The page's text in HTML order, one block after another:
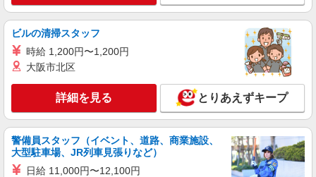
キープ 詳細を見る
すき家 ニッケコルトンプラザ店
すき家の店舗スタッフ（接客・調理・清掃な
ど）
時給1,200円 ※高校生時給1,150円 ※土日祝手
当 時給＋50円
千葉県市川市鬼高1-1-1
キープ 詳細を見る
ビルの清掃スタッフ
時給 1,200円〜1,200円
大阪市北区
詳細を見る とりあえずキープ
警備員スタッフ（イベント、道路、商業施設、
大型駐車場、JR列車見張りなど）
日給 11,000円〜12,100円